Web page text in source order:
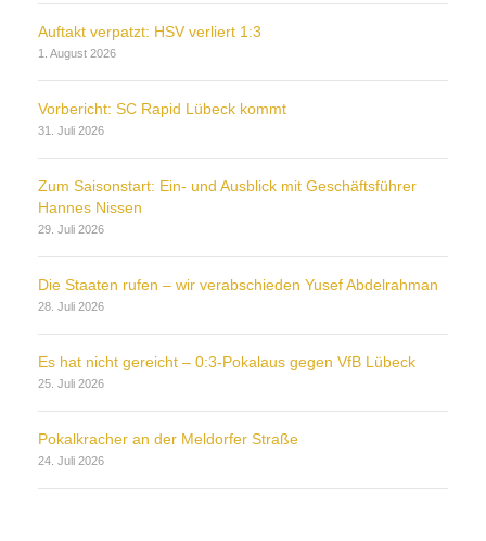
Auftakt verpatzt: HSV verliert 1:3
1. August 2026
Vorbericht: SC Rapid Lübeck kommt
31. Juli 2026
Zum Saisonstart: Ein- und Ausblick mit Geschäftsführer
Hannes Nissen
29. Juli 2026
Die Staaten rufen – wir verabschieden Yusef Abdelrahman
28. Juli 2026
Es hat nicht gereicht – 0:3-Pokalaus gegen VfB Lübeck
25. Juli 2026
Pokalkracher an der Meldorfer Straße
24. Juli 2026